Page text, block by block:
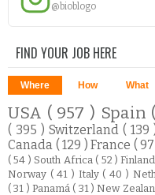
@bioblogo
FIND YOUR JOB HERE
Where How What
USA ( 957 ) Spain
( 395 ) Switzerland ( 139
Canada ( 129 )France (
( 54 ) South Africa ( 52 )Finland
Norway ( 41 ) Italy ( 40 )
( 31 )Panamá ( 31 ) New